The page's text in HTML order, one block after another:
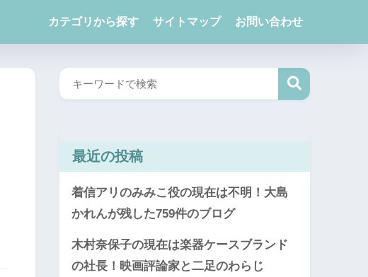
カテゴリから探す サイトマップ お問い合わせ
最近の投稿
着信アリのみみこ役の現在は不明！大島
かれんが残した759件のブログ
木村奈保子の現在は楽器ケースブランド
の社長！映画評論家と二足のわらじ